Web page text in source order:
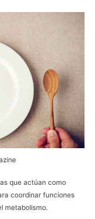
que actúan como
coordinar funciones
metabolismo.